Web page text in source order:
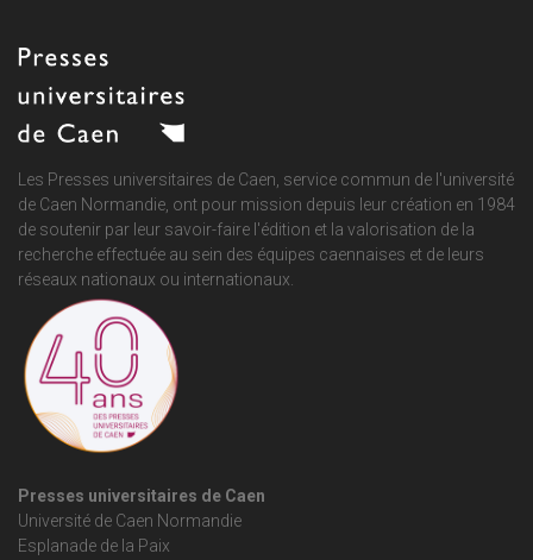
Les Presses universitaires de Caen, service commun de l'université
de Caen Normandie, ont pour mission depuis leur création en 1984
de soutenir par leur savoir-faire l'édition et la valorisation de la
recherche effectuée au sein des équipes caennaises et de leurs
réseaux nationaux ou internationaux.
Presses universitaires de Caen
Université de Caen Normandie
Esplanade de la Paix